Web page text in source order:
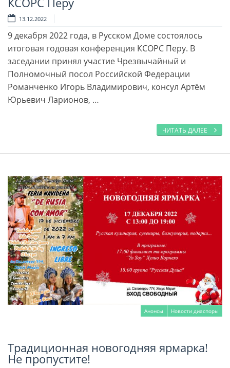
13.12.2022
9 декабря 2022 года, в Русском Доме состоялось
итоговая годовая конференция КСОРС Перу. В
заседании принял участие Чрезвычайный и
Полномочный посол Российской Федерации
Романченко Игорь Владимирович, консул Артём
Юрьевич Ларионов, …
ЧИТАТЬ ДАЛЕЕ
Анонсы Новости диаспоры
Читать далее
Традиционная новогодняя ярмарка!
Не пропустите!